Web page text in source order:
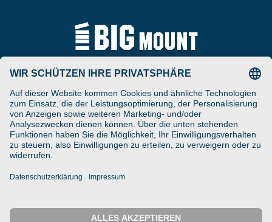
ARAT Spezialhalterungen
GmbH
Schierbusch 2a
D- 33161 Hövelhof
DESIGNED ENGINEERED
Tel
+49 (0) 5257-9380625
Fax
+49 (0) 5257-9380629